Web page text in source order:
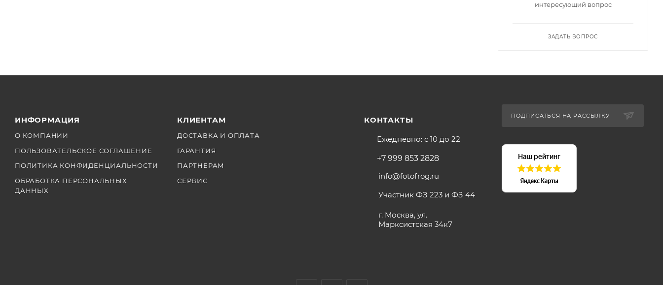
интересующий вопрос
ЗАДАТЬ ВОПРОС
ИНФОРМАЦИЯ
О КОМПАНИИ
ПОЛЬЗОВАТЕЛЬСКОЕ СОГЛАШЕНИЕ
ПОЛИТИКА КОНФИДЕНЦИАЛЬНОСТИ
ОБРАБОТКА ПЕРСОНАЛЬНЫХ
ДАННЫХ
КЛИЕНТАМ
ДОСТАВКА И ОПЛАТА
ГАРАНТИЯ
ПАРТНЕРАМ
СЕРВИС
КОНТАКТЫ
Ежедневно: с 10 до 22
+7 999 853 2828
info@fotofrog.ru
Участник ФЗ 223 и ФЗ 44
г. Москва, ул.
Марксистская 34к7
ПОДПИСАТЬСЯ НА РАССЫЛКУ